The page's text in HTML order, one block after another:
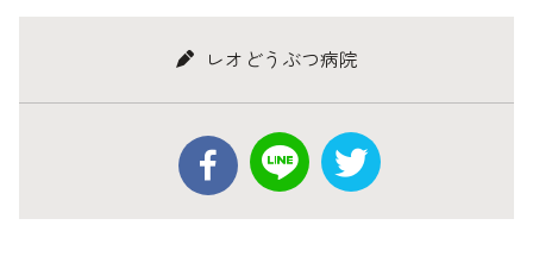
レオどうぶつ病院